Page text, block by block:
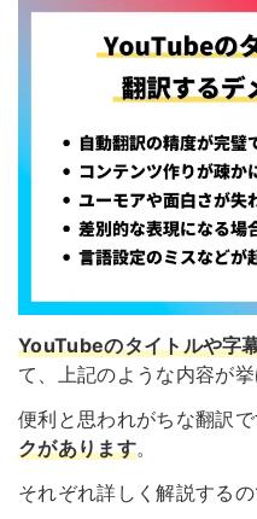
YouTubeのタイトルや字
て、上記のような内容が挙
便利と思われがちな翻訳で
クがあります。
それぞれ詳しく解説する